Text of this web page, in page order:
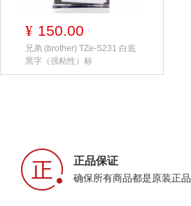
¥ 150.00
兄弟 (brother) TZe-S231 白底
黑字（强粘性）标
正品保证
确保所有商品都是原装正品